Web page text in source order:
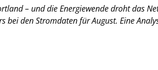
– und die Energiewende droht das
bei den Stromdaten für August. Eine